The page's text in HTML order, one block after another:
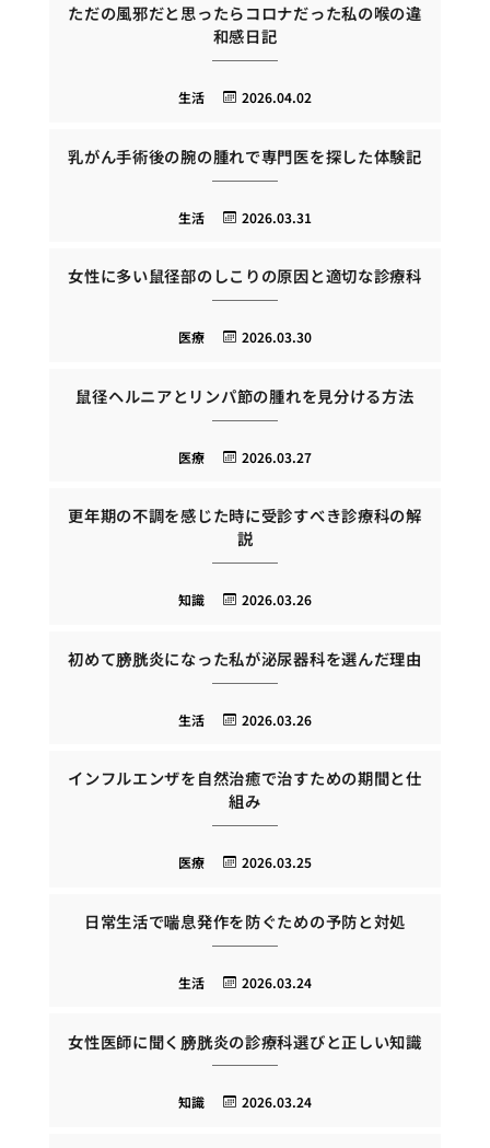
ただの風邪だと思ったらコロナだった私の喉の違
和感日記
2026.04.02
生活
乳がん手術後の腕の腫れで専門医を探した体験記
2026.03.31
生活
女性に多い鼠径部のしこりの原因と適切な診療科
2026.03.30
医療
鼠径ヘルニアとリンパ節の腫れを見分ける方法
2026.03.27
医療
更年期の不調を感じた時に受診すべき診療科の解
説
2026.03.26
知識
初めて膀胱炎になった私が泌尿器科を選んだ理由
2026.03.26
生活
インフルエンザを自然治癒で治すための期間と仕
組み
2026.03.25
医療
日常生活で喘息発作を防ぐための予防と対処
2026.03.24
生活
女性医師に聞く膀胱炎の診療科選びと正しい知識
2026.03.24
知識